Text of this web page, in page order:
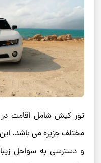
تور کیش شامل اقامت
مختلف جزیره می‌ باشد. این
و دسترسی به سواحل